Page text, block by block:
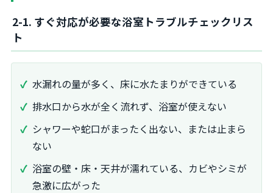
2-1. すぐ対応が必要な浴室トラブルチェックリス
ト
水漏れの量が多く、床に水たまりができている
排水口から水が全く流れず、浴室が使えない
シャワーや蛇口がまったく出ない、または止まら
ない
浴室の壁・床・天井が濡れている、カビやシミが
急激に広がった